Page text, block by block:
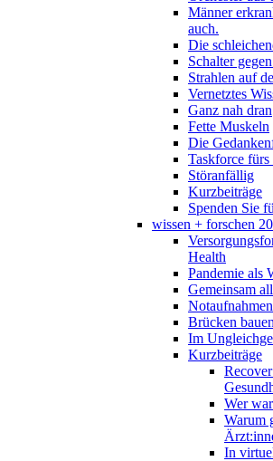
Männer
auch.
Die
Schalter
Strahlen auf
Vernetztes
Ganz nah dran
Fette Muskeln
Die
Taskforce
Störanfällig
Kurzbeiträge
Spenden Sie
wissen + forschen
Health
Pandemie als
Gemeinsam
Brücken bauen
Im
Kurzbeiträge
Wer
Warum
In